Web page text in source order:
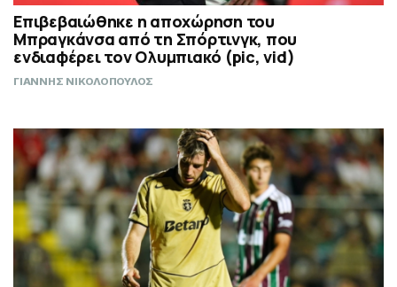
Επιβεβαιώθηκε η αποχώρηση του
Μπραγκάνσα από τη Σπόρτινγκ, που
ενδιαφέρει τον Ολυμπιακό (pic, vid)
ΓΙΑΝΝΗΣ ΝΙΚΟΛΟΠΟΥΛΟΣ